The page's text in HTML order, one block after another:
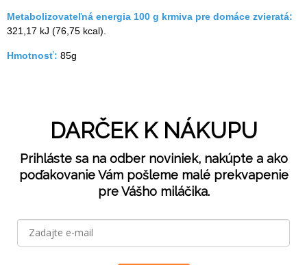
Metabolizovateľná energia 100 g krmiva pre domáce zvieratá:
321,17 kJ (76,75 kcal).
Hmotnosť: 85g
DARČEK K NÁKUPU
Prihláste sa na odber noviniek, nakúpte a ako
poďakovanie Vám pošleme malé prekvapenie
pre Vášho miláčika.